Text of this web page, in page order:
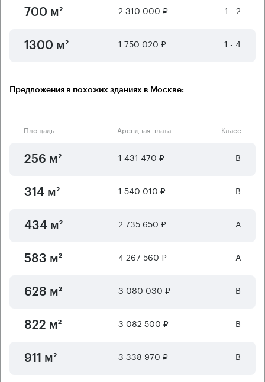
700 м² 2 310 000 ₽ 1 - 2
1300 м² 1 750 020 ₽ 1 - 4
Предложения в похожих зданиях в Москве:
Площадь Арендная плата Класс
256 м² 1 431 470 ₽ B
314 м² 1 540 010 ₽ B
434 м² 2 735 650 ₽ А
583 м² 4 267 560 ₽ А
628 м² 3 080 030 ₽ B
822 м² 3 082 500 ₽ B
911 м² 3 338 970 ₽ B